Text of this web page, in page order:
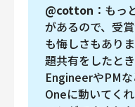
@cotton ：もっ
があるので、受
も悔しさもあり
題共有をしたと
EngineerやPM
Oneに動いてく